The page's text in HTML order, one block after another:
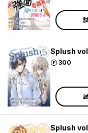
Splush
300
ポイント
Splush